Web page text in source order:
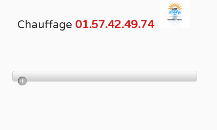
Chauffage 01.57.42.49.74